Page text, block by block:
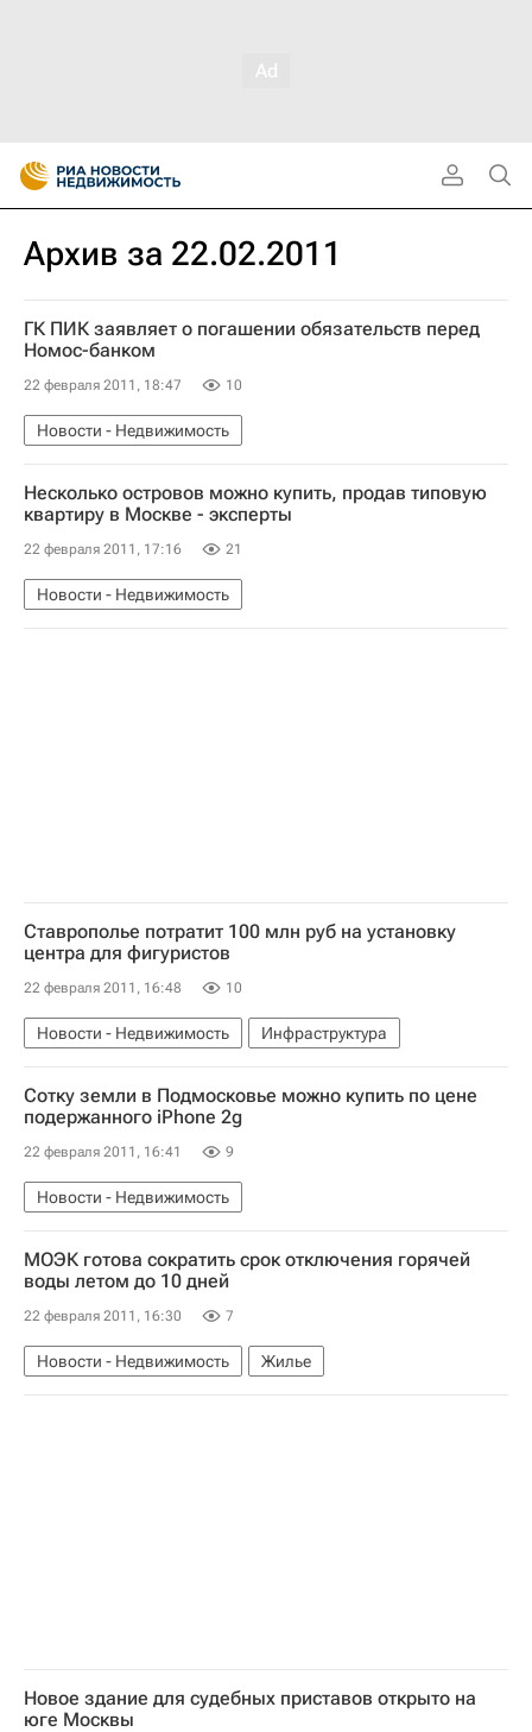
Архив за 22.02.2011
ГК ПИК заявляет о погашении обязательств перед
Номос-банком
22 февраля 2011, 18:47 10
Новости - Недвижимость
Несколько островов можно купить, продав типовую
квартиру в Москве - эксперты
22 февраля 2011, 17:16 21
Новости - Недвижимость
Ставрополье потратит 100 млн руб на установку
центра для фигуристов
22 февраля 2011, 16:48 10
Новости - Недвижимость Инфраструктура
Сотку земли в Подмосковье можно купить по цене
подержанного iPhone 2g
22 февраля 2011, 16:41 9
Новости - Недвижимость
МОЭК готова сократить срок отключения горячей
воды летом до 10 дней
22 февраля 2011, 16:30 7
Новости - Недвижимость Жилье
Новое здание для судебных приставов открыто на
юге Москвы